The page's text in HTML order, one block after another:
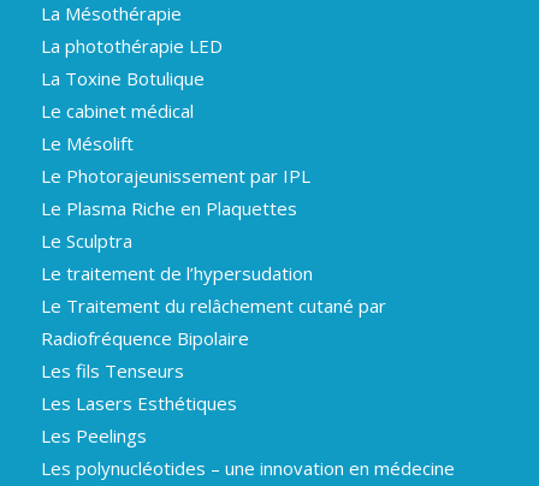
La Mésothérapie
La photothérapie LED
La Toxine Botulique
Le cabinet médical
Le Mésolift
Le Photorajeunissement par IPL
Le Plasma Riche en Plaquettes
Le Sculptra
Le traitement de l’hypersudation
Le Traitement du relâchement cutané par
Radiofréquence Bipolaire
Les fils Tenseurs
Les Lasers Esthétiques
Les Peelings
Les polynucléotides – une innovation en médecine